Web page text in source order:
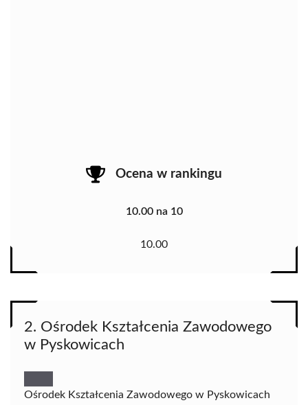
Ocena w rankingu
10.00 na 10
10.00
2. Ośrodek Kształcenia Zawodowego
w Pyskowicach
Ośrodek Kształcenia Zawodowego w Pyskowicach